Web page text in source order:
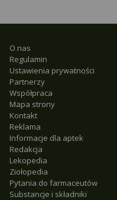
O nas
Regulamin
Ustawienia prywatności
Partnerzy
Współpraca
Mapa strony
Kontakt
Reklama
Informacje dla aptek
Redakcja
Lekopedia
Ziołopedia
Pytania do farmaceutów
Substancje i składniki